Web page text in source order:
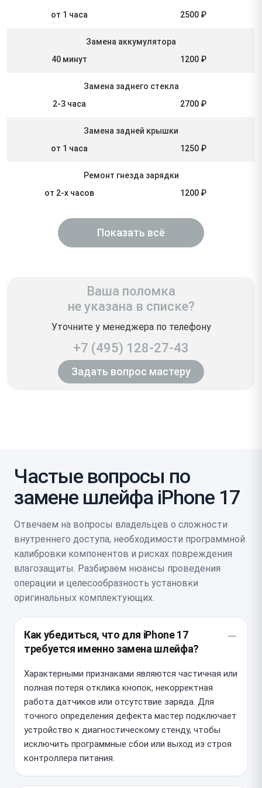
от 1 часа
2500 ₽
Замена аккумулятора
40 минут
1200 ₽
Замена заднего стекла
2-3 часа
2700 ₽
Замена задней крышки
от 1 часа
1250 ₽
Ремонт гнезда зарядки
от 2-х часов
1200 ₽
Показать всё
Ваша поломка
не указана в списке?
Уточните у менеджера по телефону
+7 (495) 128-27-43
Задать вопрос мастеру
Частые вопросы по
замене шлейфа iPhone 17
Отвечаем на вопросы владельцев о сложности
внутреннего доступа, необходимости программной
калибровки компонентов и рисках повреждения
влагозащиты. Разбираем нюансы проведения
операции и целесообразность установки
оригинальных комплектующих.
Как убедиться, что для iPhone 17
требуется именно замена шлейфа?
Характерными признаками являются частичная или
полная потеря отклика кнопок, некорректная
работа датчиков или отсутствие заряда. Для
точного определения дефекта мастер подключает
устройство к диагностическому стенду, чтобы
исключить программные сбои или выход из строя
контроллера питания.